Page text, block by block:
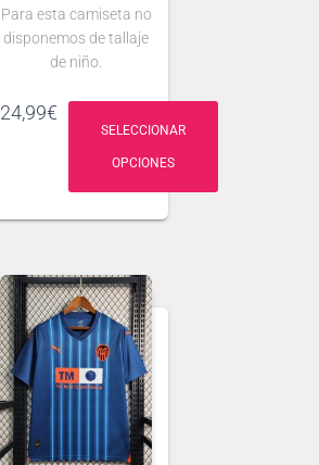
Para esta camiseta no
disponemos de tallaje
de niño.
consulta nuestra
nombre y número
personalizado o bien
de algún jugador, lo
que escribas será lo
que grabemos en tu
camiseta.
Ten en cuenta que si
aún no se ha
presentado la nueva
de …
24,99€
SELECCIONAR
OPCIONES